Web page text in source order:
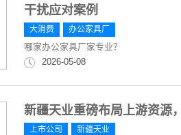
干扰应对案例
大消费 办公家具厂
哪家办公家具厂家专业？
2026-05-08
新疆天业重磅布局上游资源
上市公司 新疆天业